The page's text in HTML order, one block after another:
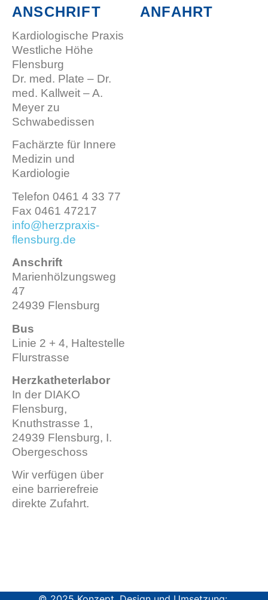
ANSCHRIFT
Kardiologische Praxis
Westliche Höhe
Flensburg
Dr. med. Plate – Dr.
med. Kallweit – A.
Meyer zu
Schwabedissen
Fachärzte für Innere
Medizin und
Kardiologie
Telefon 0461 4 33 77
Fax 0461 47217
info@herzpraxis-
flensburg.de
Anschrift
Marienhölzungsweg
47
24939 Flensburg
Bus
Linie 2 + 4, Haltestelle
Flurstrasse
Herzkatheterlabor
In der DIAKO
Flensburg,
Knuthstrasse 1,
24939 Flensburg, I.
Obergeschoss
Wir verfügen über
eine barrierefreie
direkte Zufahrt.
ANFAHRT